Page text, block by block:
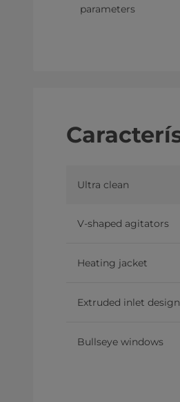
parameters
Ultra clean
V-shaped agitators
Heating jacket
Extruded inlet design
Bullseye windows